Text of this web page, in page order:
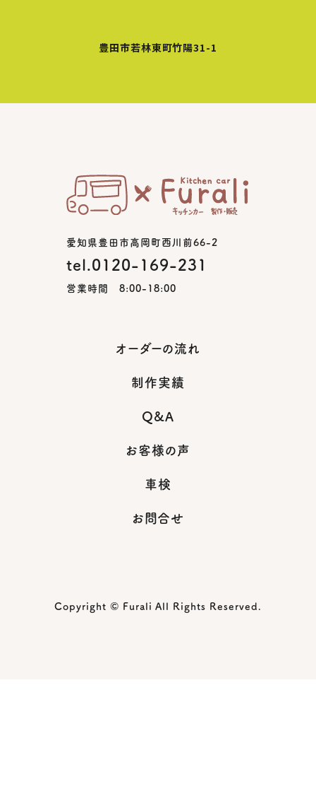
豊田市若林東町竹陽31-1
愛知県豊田市高岡町西川前66-2
tel.0120-169-231
営業時間 8:00-18:00
オーダーの流れ
制作実績
Q&A
お客様の声
車検
お問合せ
Copyright © Furali All Rights Reserved.